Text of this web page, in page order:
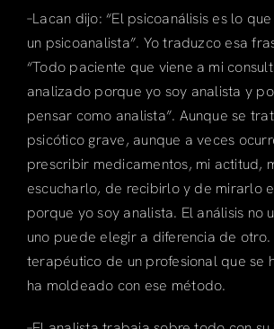
–Lacan dijo: “El psicoanálisis es lo
un psicoanalista”. Yo traduzco esa
“Todo paciente que viene a mi
analizado porque yo soy analista y
pensar como analista”. Aunque se
psicótico grave, aunque a veces
prescribir medicamentos, mi actitud,
escucharlo, de recibirlo y de mirarlo
porque yo soy analista. El análisis no
uno puede elegir a diferencia de otro.
terapéutico de un profesional que se
ha moldeado con ese método.